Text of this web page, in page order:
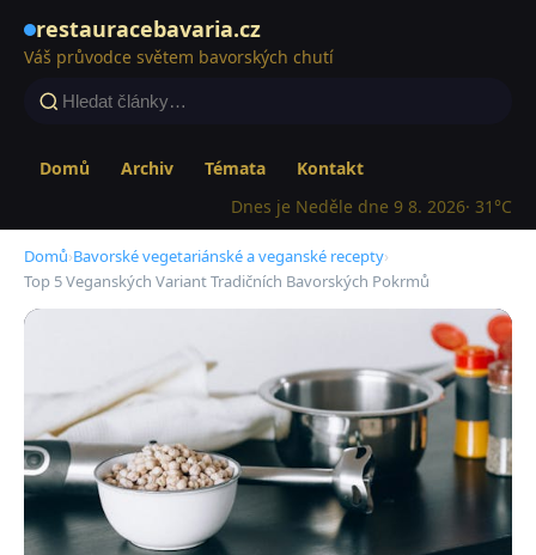
restauracebavaria.cz
Váš průvodce světem bavorských chutí
Domů Archiv Témata
Kontakt
Dnes je Neděle dne 9 8. 2026· 31°C
Domů›Bavorské vegetariánské a veganské recepty›
Top 5 Veganských Variant Tradičních Bavorských Pokrmů